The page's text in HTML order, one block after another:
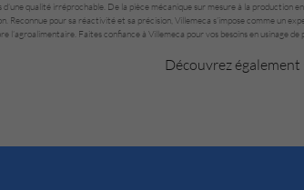
qualité irréprochable. De la pièce mécanique sur mesure à la production
Reconnue pour sa réactivité et sa précision, Villemeca s’impose comme un
l’agroalimentaire. Faites confiance à Villemeca pour vos besoins en usinage
Découvrez également